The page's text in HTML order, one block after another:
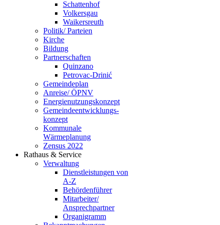
Schattenhof
Volkersgau
Waikersreuth
Politik/ Parteien
Kirche
Bildung
Partnerschaften
Quinzano
Petrovac-Drinić
Gemeindeplan
Anreise/ ÖPNV
Energienutzungskonzept
Gemeindeentwicklungs­
konzept
Kommunale
Wärmeplanung
Zensus 2022
Rathaus & Service
Verwaltung
Dienstleistungen von
A-Z
Behördenführer
Mitarbeiter/
Ansprechpartner
Organigramm